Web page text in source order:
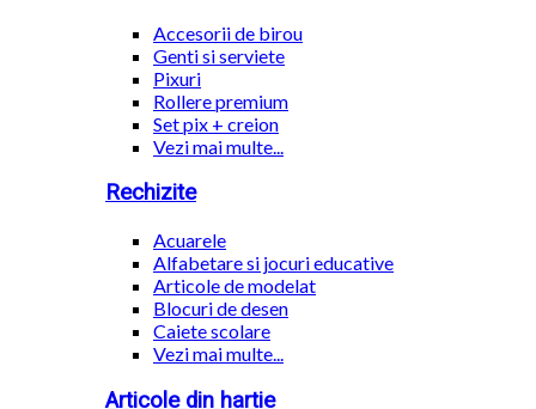
Accesorii de birou
Genti si serviete
Pixuri
Rollere premium
Set pix + creion
Vezi mai multe...
Rechizite
Acuarele
Alfabetare si jocuri educative
Articole de modelat
Blocuri de desen
Caiete scolare
Vezi mai multe...
Articole din hartie